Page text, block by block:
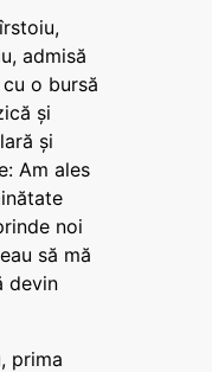
admisă
o bursă
și
și
Am ales
noi
să mă
devin
prima